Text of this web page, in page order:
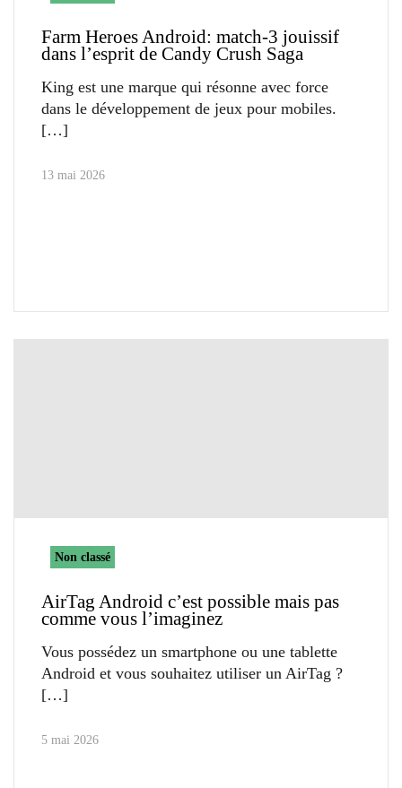
Farm Heroes Android: match-3 jouissif
dans l’esprit de Candy Crush Saga
King est une marque qui résonne avec force
dans le développement de jeux pour mobiles.
13 mai 2026
Non classé
AirTag Android c’est possible mais pas
comme vous l’imaginez
Vous possédez un smartphone ou une tablette
Android et vous souhaitez utiliser un AirTag ?
5 mai 2026